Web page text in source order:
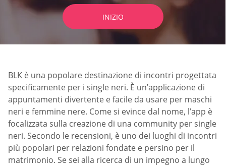
INIZIO
BLK è una popolare destinazione di incontri progettata
specificamente per i single neri. È un’applicazione di
appuntamenti divertente e facile da usare per maschi
neri e femmine nere. Come si evince dal nome, l’app è
focalizzata sulla creazione di una community per single
neri. Secondo le recensioni, è uno dei luoghi di incontri
più popolari per relazioni fondate e persino per il
matrimonio. Se sei alla ricerca di un impegno a lungo